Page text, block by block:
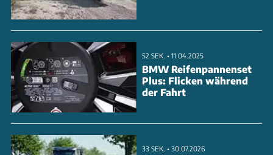
52 SEK. • 11.04.2025
BMW Reifenpannenset
Plus: Flicken während
der Fahrt
33 SEK. • 30.07.2026